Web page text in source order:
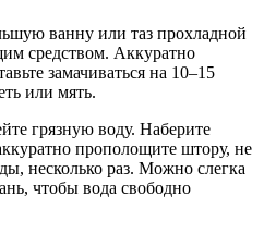
ванну или таз прохладной
средством. Аккуратно
замачиваться на 10–15
или мять.
грязную воду. Наберите
прополощите штору, не
несколько раз. Можно слегка
чтобы вода свободно